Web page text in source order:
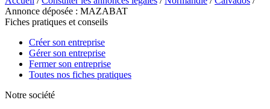
Annonce déposée : MAZABAT
Fiches pratiques et conseils
Créer son entreprise
Gérer son entreprise
Fermer son entreprise
Toutes nos fiches pratiques
Notre société